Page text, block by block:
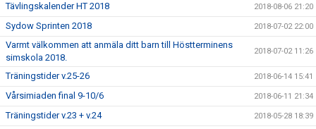
Tävlingskalender HT 2018 2018-08-06 21:20
Sydow Sprinten 2018 2018-07-02 22:00
Varmt välkommen att anmäla ditt barn till Höstterminens
simskola 2018.
2018-07-02 11:26
Träningstider v.25-26 2018-06-14 15:41
Vårsimiaden final 9-10/6 2018-06-11 21:34
Träningstider v.23 + v.24 2018-05-28 18:39